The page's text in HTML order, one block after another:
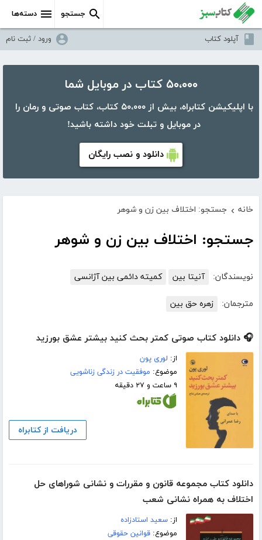
دسته‌ها جستجو
آپلود کتاب ورود / ثبت نام
۵۰،۰۰۰ کتاب در موبایل شما
با اپلیکیشن کتابراه، بیش از ۵۰،۰۰۰ کتاب، کتاب صوتی و رمان را
در موبایل و تبلت خود داشته باشید!
دانلود و نصب رایگان
خانه › جستجو: اختلاف بین زن و شوهر
جستجو: اختلاف بین زن و شوهر
نویسندگان: آنیتا بین کمیته دائمی بین آژانسی
مترجمان: زهره حق بین
🎧 دانلود کتاب صوتی کمتر بحث کنید بیشتر عشق بورزید
از: لوری پون
موضوع: موفقیت در زندگی زناشویی
۹ ساعت و ۲۷ دقیقه
دریافت از کتابراه
دانلود کتاب مجموعه قانون و مقررات و نشانی شوراهای حل
اختلاف به همراه نشانی شعب
از:سعید استادزاده
موضوع:قوانین حقوقی